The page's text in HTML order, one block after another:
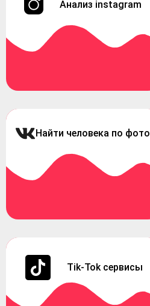
Анализ instagram
Найти человека по фото
Tik-Tok сервисы